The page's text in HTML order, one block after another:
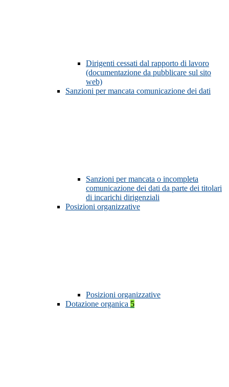
Dirigenti cessati dal rapporto di lavoro
(documentazione da pubblicare sul sito
web)
Sanzioni per mancata comunicazione dei dati
Sanzioni per mancata o incompleta
comunicazione dei dati da parte dei titolari
di incarichi dirigenziali
Posizioni organizzative
Posizioni organizzative
Dotazione organica 5